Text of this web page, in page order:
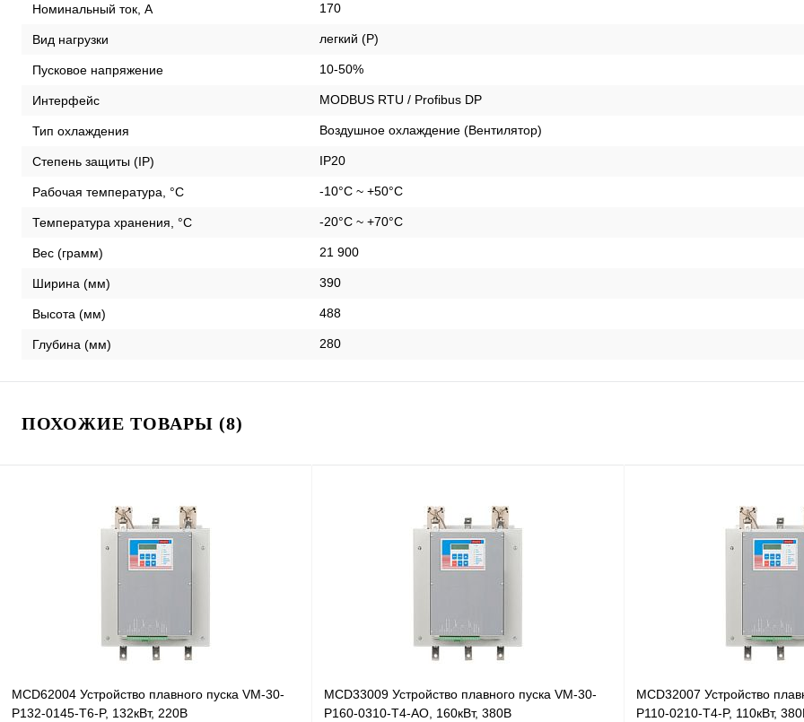
Номинальный ток, А 170
Вид нагрузки легкий (P)
Пусковое напряжение 10-50%
Интерфейс MODBUS RTU / Profibus DP
Тип охлаждения Воздушное охлаждение (Вентилятор)
Степень защиты (IP) IP20
Рабочая температура, °С -10°C ~ +50°C
Температура хранения, °С -20°C ~ +70°C
Вес (грамм) 21 900
Ширина (мм) 390
Высота (мм) 488
Глубина (мм) 280
ПОХОЖИЕ ТОВАРЫ (8)
MCD62004 Устройство плавного пуска VM-30-
P132-0145-T6-P, 132кВт, 220В
MCD33009 Устройство плавного пуска VM-30-
P160-0310-T4-AO, 160кВт, 380В
MCD32007 Устройство
P110-0210-T4-P, 110кВт,